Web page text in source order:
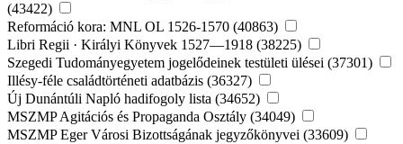
(43422)
Reformáció kora: MNL OL 1526-1570 (40863)
Libri Regii · Királyi Könyvek 1527—1918 (38225)
Szegedi Tudományegyetem jogelődeinek testületi ülései (37301)
Illésy-féle családtörténeti adatbázis (36327)
Új Dunántúli Napló hadifogoly lista (34652)
MSZMP Agitációs és Propaganda Osztály (34049)
MSZMP Eger Városi Bizottságának jegyzőkönyvei (33609)